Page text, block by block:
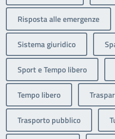
Risposta alle emergenze
Sistema giuridico
Sport e Tempo libero
Tempo libero
Trasporto pubblico